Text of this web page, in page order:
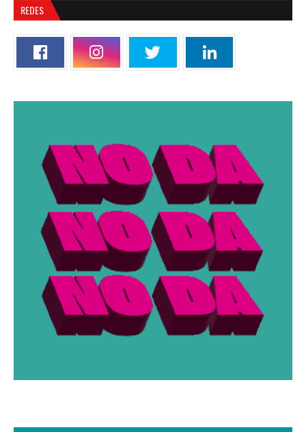
REDES